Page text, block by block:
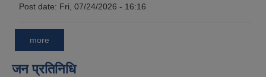
Post date: Fri, 07/24/2026 - 16:16
more
जन प्रतिनिधि